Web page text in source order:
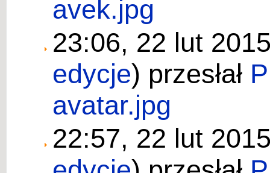
avek.jpg
23:06, 22 lut
edycje) przesłał
avatar.jpg
22:57, 22 lut